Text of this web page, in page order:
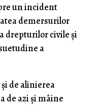
un incident
demersurilor
drepturilor civile și
a
de alinierea
de azi și mâine